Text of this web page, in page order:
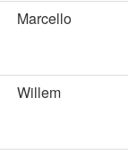
Marcello
Willem